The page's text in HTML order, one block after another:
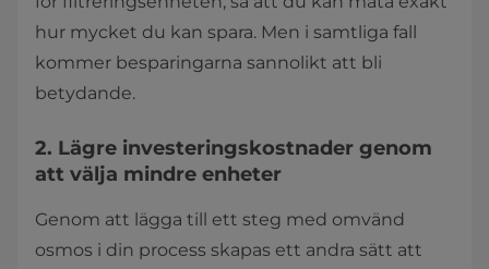
hur mycket du kan spara. Men i samtliga fall
kommer besparingarna sannolikt att bli
betydande.
2. Lägre investeringskostnader genom
att välja mindre enheter
Genom att lägga till ett steg med omvänd
osmos i din process skapas ett andra sätt att